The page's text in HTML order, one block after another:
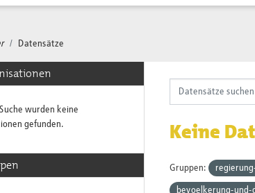
Datensätze
wurden keine
gefunden.
Keine
Gruppen:
bevoelkerung-und-